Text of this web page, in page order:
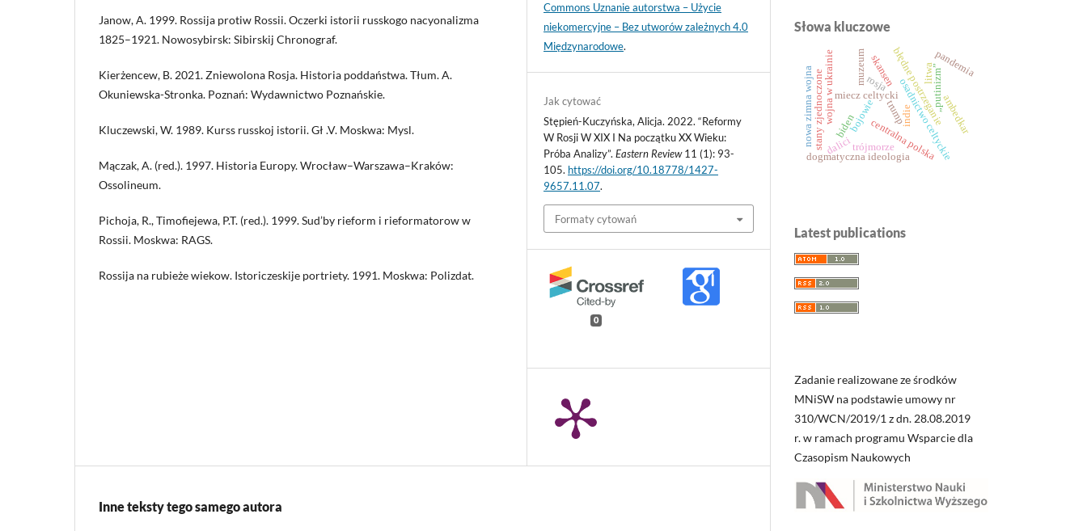
Janow, A. 1999. Rossija protiw Rossii. Oczerki istorii russkogo nacyonalizma
1825–1921. Nowosybirsk: Sibirskij Chronograf.
Kierżencew, B. 2021. Zniewolona Rosja. Historia poddaństwa. Tłum. A.
Okuniewska-Stronka. Poznań: Wydawnictwo Poznańskie.
Kluczewski, W. 1989. Kurss russkoj istorii. Gł .V. Moskwa: Mysl.
Mączak, A. (red.). 1997. Historia Europy. Wrocław–Warszawa–Kraków:
Ossolineum.
Pichoja, R., Timofiejewa, P.T. (red.). 1999. Sud’by rieform i rieformatorow w
Rossii. Moskwa: RAGS.
Rossija na rubieże wiekow. Istoriczeskije portriety. 1991. Moskwa: Polizdat.
Commons Uznanie autorstwa – Użycie
niekomercyjne – Bez utworów zależnych 4.0
Międzynarodowe.
Jak cytować
Stępień-Kuczyńska, Alicja. 2022. “Reformy
W Rosji W XIX I Na początku XX Wieku:
Próba Analizy”.Eastern Review11 (1): 93-
105. https://doi.org/10.18778/1427-
9657.11.07.
Formaty cytowań
0
Inne teksty tego samego autora
Słowa kluczowe
miecz celtyckiosadnictwo celtyckie
bojowie
centralna polska
wojna w ukrainie błędne postrzeganie
dogmatyczna ideologia
rosja „putinizm”
trójmorze
stany zjednoczone trump
biden
muzeumskansen pandemia
indie ambedkar
dalici
nowa zimna wojna litwa
Latest publications
Zadanie realizowane ze środków
MNiSW na podstawie umowy nr
310/WCN/2019/1 z dn. 28.08.2019
r. w ramach programu Wsparcie dla
Czasopism Naukowych